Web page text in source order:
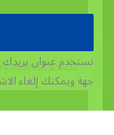
يستخدم هذا الموقع
نستخدم عنوان
جهةويمكنك إلغاء